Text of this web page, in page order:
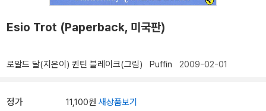
Esio Trot (Paperback, 미국판)
로알드 달(지은이) 퀸틴 블레이크(그림) Puffin 2009-02-01
정가 11,100원 새상품보기